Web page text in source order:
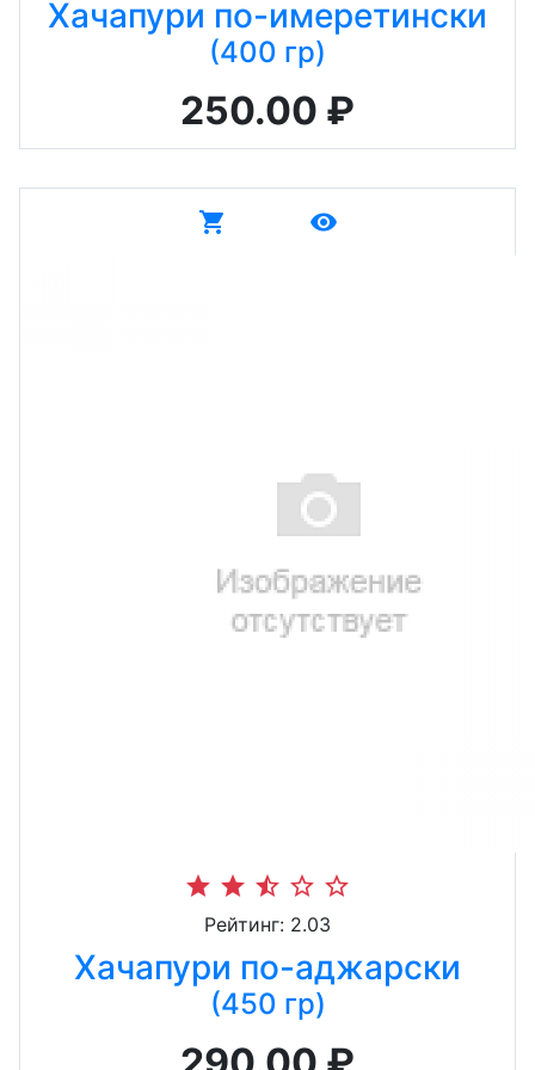
Хачапури по-имеретински
(400 гр)
250.00 ₽
shopping_cart remove_red_eye
star star star_half star_border star_border
Рейтинг: 2.03
Хачапури по-аджарски
(450 гр)